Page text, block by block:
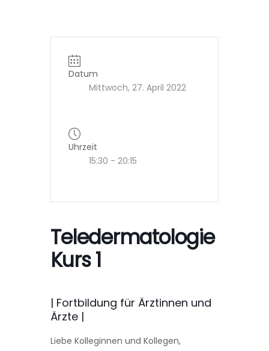
Datum
Mittwoch, 27. April 2022
Uhrzeit
15:30 - 20:15
Teledermatologie
Kurs 1
| Fortbildung für Ärztinnen und
Ärzte |
Liebe Kolleginnen und Kollegen,